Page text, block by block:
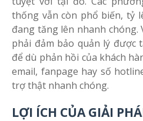
thống vẫn còn phổ biến, tỷ
đang tăng lên nhanh chóng.
phải đảm bảo quản lý được
để dù phản hồi của khách
email, fanpage hay số
trợ thật nhanh chóng.
LỢI ÍCH CỦA GIẢI